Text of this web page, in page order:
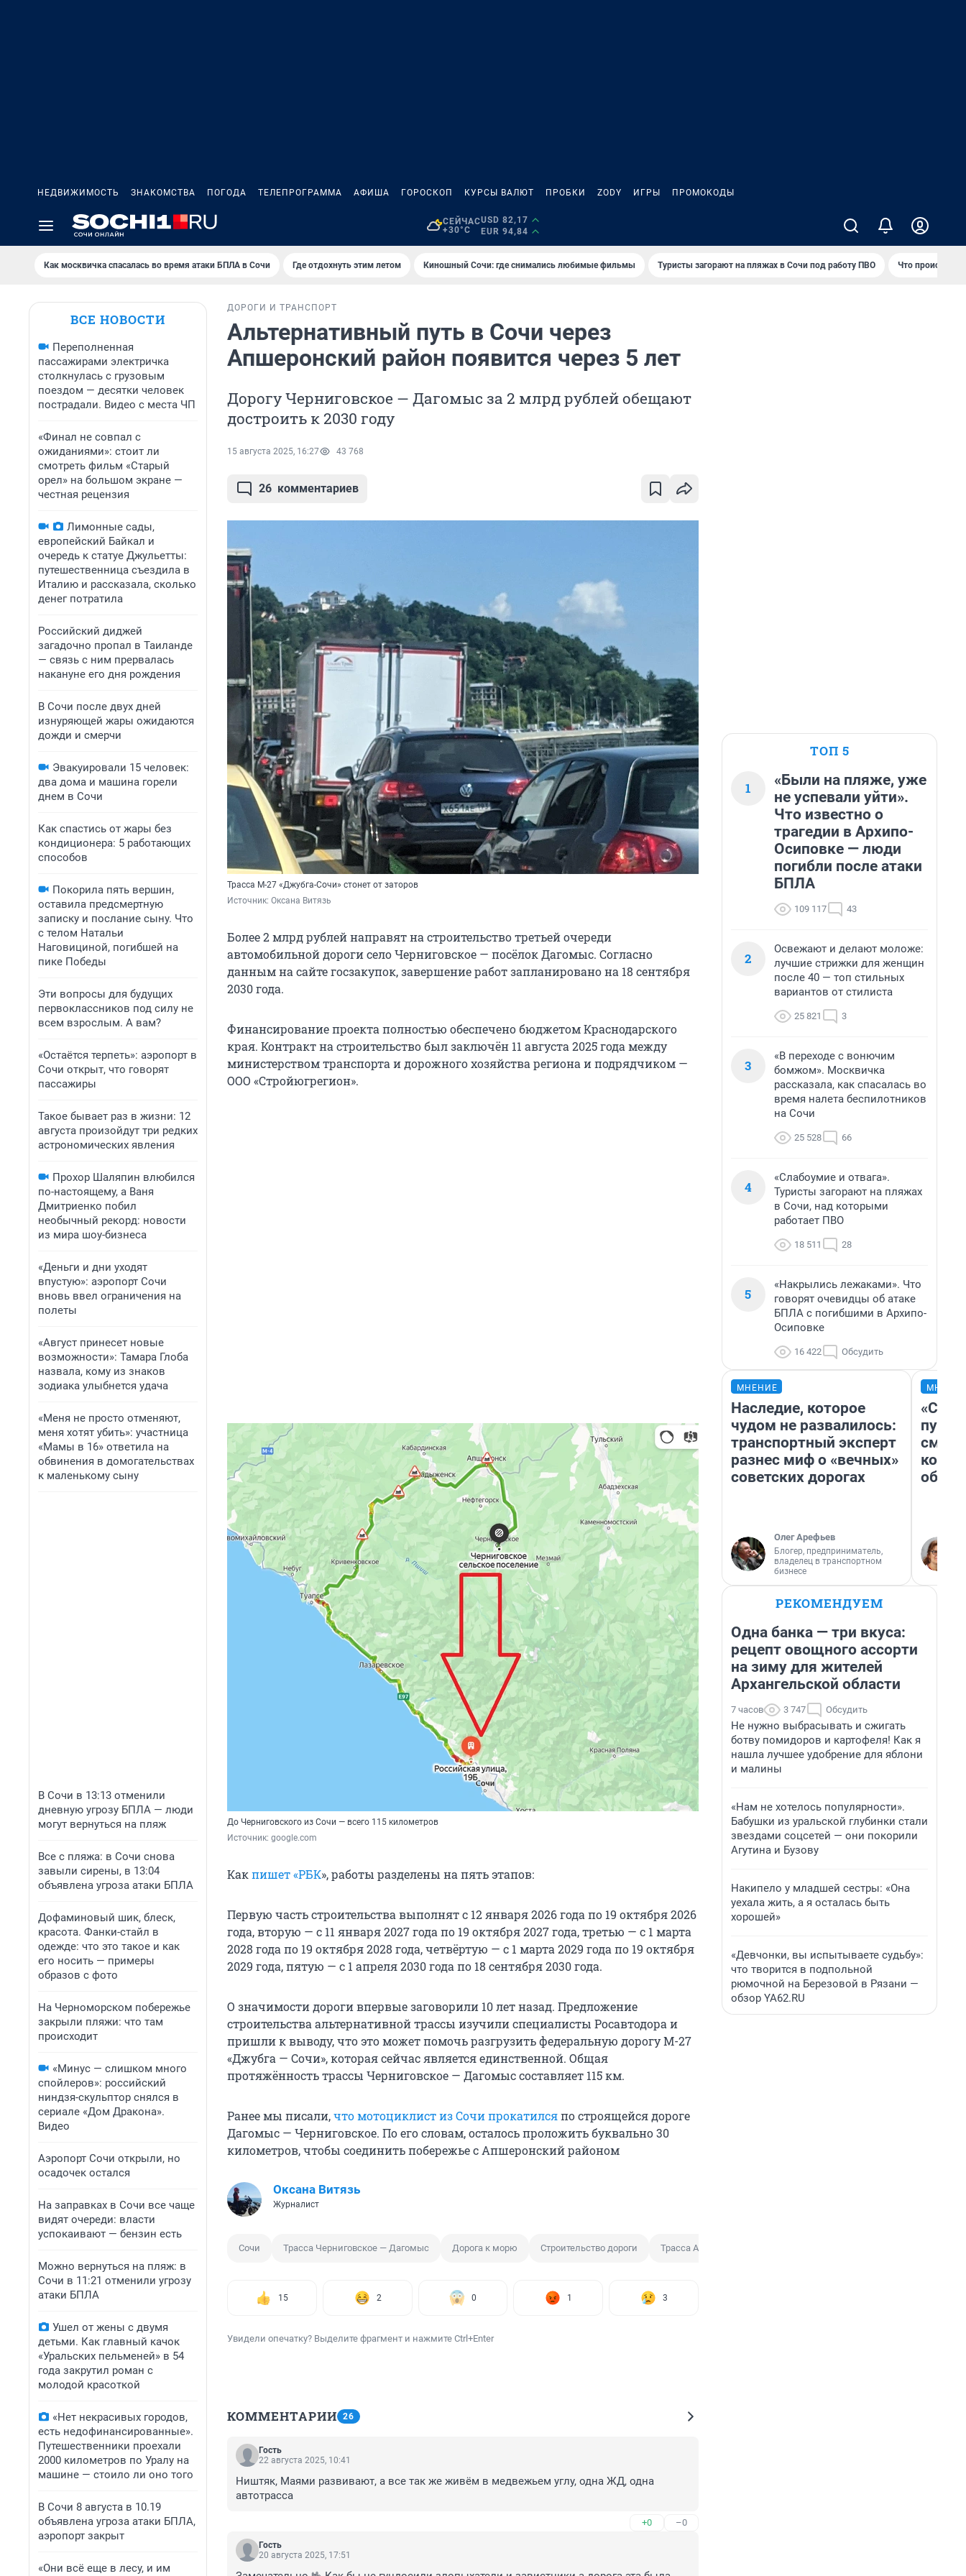
НЕДВИЖИМОСТЬ ЗНАКОМСТВА ПОГОДА ТЕЛЕПРОГРАММА АФИША ГОРОСКОП КУРСЫ ВАЛЮТ ПРОБКИ ZODY ИГРЫ ПРОМОКОДЫ
СЕЙЧАС
+30°C
USD 82,17
EUR 94,84
Как москвичка спасалась во время атаки БПЛА в Сочи Где отдохнуть этим летом Киношный Сочи: где снимались любимые фильмы Туристы загорают на пляжах в Сочи под работу ПВО Что происходит
ВСЕ НОВОСТИ
Переполненная
пассажирами электричка
столкнулась с грузовым
поездом — десятки человек
пострадали. Видео с места ЧП
«Финал не совпал с
ожиданиями»: стоит ли
смотреть фильм «Старый
орел» на большом экране —
честная рецензия
Лимонные сады,
европейский Байкал и
очередь к статуе Джульетты:
путешественница съездила в
Италию и рассказала, сколько
денег потратила
Российский диджей
загадочно пропал в Таиланде
— связь с ним прервалась
накануне его дня рождения
В Сочи после двух дней
изнуряющей жары ожидаются
дожди и смерчи
Эвакуировали 15 человек:
два дома и машина горели
днем в Сочи
Как спастись от жары без
кондиционера: 5 работающих
способов
Покорила пять вершин,
оставила предсмертную
записку и послание сыну. Что
с телом Натальи
Наговициной, погибшей на
пике Победы
Эти вопросы для будущих
первоклассников под силу не
всем взрослым. А вам?
«Остаётся терпеть»: аэропорт в
Сочи открыт, что говорят
пассажиры
Такое бывает раз в жизни: 12
августа произойдут три редких
астрономических явления
Прохор Шаляпин влюбился
по-настоящему, а Ваня
Дмитриенко побил
необычный рекорд: новости
из мира шоу-бизнеса
«Деньги и дни уходят
впустую»: аэропорт Сочи
вновь ввел ограничения на
полеты
«Август принесет новые
возможности»: Тамара Глоба
назвала, кому из знаков
зодиака улыбнется удача
«Меня не просто отменяют,
меня хотят убить»: участница
«Мамы в 16» ответила на
обвинения в домогательствах
к маленькому сыну
В Сочи в 13:13 отменили
дневную угрозу БПЛА — люди
могут вернуться на пляж
Все с пляжа: в Сочи снова
завыли сирены, в 13:04
объявлена угроза атаки БПЛА
Дофаминовый шик, блеск,
красота. Фанки-стайл в
одежде: что это такое и как
его носить — примеры
образов с фото
На Черноморском побережье
закрыли пляжи: что там
происходит
«Минус — слишком много
спойлеров»: российский
ниндзя-скульптор снялся в
сериале «Дом Дракона».
Видео
Аэропорт Сочи открыли, но
осадочек остался
На заправках в Сочи все чаще
видят очереди: власти
успокаивают — бензин есть
Можно вернуться на пляж: в
Сочи в 11:21 отменили угрозу
атаки БПЛА
Ушел от жены с двумя
детьми. Как главный качок
«Уральских пельменей» в 54
года закрутил роман с
молодой красоткой
«Нет некрасивых городов,
есть недофинансированные».
Путешественники проехали
2000 километров по Уралу на
машине — стоило ли оно того
В Сочи 8 августа в 10.19
объявлена угроза атаки БПЛА,
аэропорт закрыт
«Они всё еще в лесу, и им
ДОРОГИ И ТРАНСПОРТ
Альтернативный путь в Сочи через
Апшеронский район появится через 5 лет
Дорогу Черниговское — Дагомыс за 2 млрд рублей обещают
достроить к 2030 году
15 августа 2025, 16:27 43 768
26 комментариев
Трасса М-27 «Джубга-Сочи» стонет от заторов
Источник: Оксана Витязь
Более 2 млрд рублей направят на строительство третьей очереди
автомобильной дороги село Черниговское — посёлок Дагомыс. Согласно
данным на сайте госзакупок, завершение работ запланировано на 18 сентября
2030 года.
Финансирование проекта полностью обеспечено бюджетом Краснодарского
края. Контракт на строительство был заключён 11 августа 2025 года между
министерством транспорта и дорожного хозяйства региона и подрядчиком —
ООО «Стройюгрегион».
До Черниговского из Сочи — всего 115 километров
Источник: google.com
Какпишет «РБК», работы разделены на пять этапов:
Первую часть строительства выполнят с 12 января 2026 года по 19 октября 2026
года, вторую — с 11 января 2027 года по 19 октября 2027 года, третью — с 1 марта
2028 года по 19 октября 2028 года, четвёртую — с 1 марта 2029 года по 19 октября
2029 года, пятую — с 1 апреля 2030 года по 18 сентября 2030 года.
О значимости дороги впервые заговорили 10 лет назад. Предложение
строительства альтернативной трассы изучили специалисты Росавтодора и
пришли к выводу, что это может помочь разгрузить федеральную дорогу М-27
«Джубга — Сочи», которая сейчас является единственной. Общая
протяжённость трассы Черниговское — Дагомыс составляет 115 км.
Ранее мы писали,что мотоциклист из Сочи прокатилсяпо строящейся дороге
Дагомыс — Черниговское. По его словам, осталось проложить буквально 30
километров, чтобы соединить побережье с Апшеронский районом
Оксана Витязь
Журналист
Сочи Трасса Черниговское — Дагомыс Дорога к морю Строительство дороги Трасса А-147 Джубга — Сочи
15 2 0 1 3
Увидели опечатку? Выделите фрагмент и нажмите Ctrl+Enter
КОММЕНТАРИИ 26
Гость
22 августа 2025, 10:41
Ништяк, Маями развивают, а все так же живём в медвежьем углу, одна ЖД, одна
автотрасса
+0 –0
Гость
20 августа 2025, 17:51
ТОП 5
1
«Были на пляже, уже
не успевали уйти».
Что известно о
трагедии в Архипо-
Осиповке — люди
погибли после атаки
БПЛА
109 117 43
2
Освежают и делают моложе:
лучшие стрижки для женщин
после 40 — топ стильных
вариантов от стилиста
25 821 3
3
«В переходе с вонючим
бомжом». Москвичка
рассказала, как спасалась во
время налета беспилотников
на Сочи
25 528 66
4
«Слабоумие и отвага».
Туристы загорают на пляжах
в Сочи, над которыми
работает ПВО
18 511 28
5
«Накрылись лежаками». Что
говорят очевидцы об атаке
БПЛА с погибшими в Архипо-
Осиповке
16 422 Обсудить
МНЕНИЕ
Наследие, которое
чудом не развалилось:
транспортный эксперт
разнес миф о «вечных»
советских дорогах
Олег Арефьев
Блогер, предприниматель,
владелец в транспортном
бизнесе
РЕКОМЕНДУЕМ
Одна банка — три вкуса:
рецепт овощного ассорти
на зиму для жителей
Архангельской области
7 часов 3 747 Обсудить
Не нужно выбрасывать и сжигать
ботву помидоров и картофеля! Как я
нашла лучшее удобрение для яблони
и малины
«Нам не хотелось популярности».
Бабушки из уральской глубинки стали
звездами соцсетей — они покорили
Агутина и Бузову
Накипело у младшей сестры: «Она
уехала жить, а я осталась быть
хорошей»
«Девчонки, вы испытываете судьбу»:
что творится в подпольной
рюмочной на Березовой в Рязани —
обзор YA62.RU